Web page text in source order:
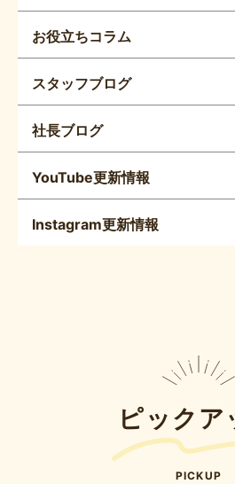
お役立ちコラム
スタッフブログ
社長ブログ
YouTube更新情報
Instagram更新情報
ピックア
PICKUP